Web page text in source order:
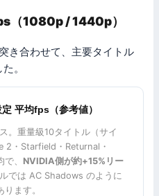
（1080p / 1440p）
き合わせて、主要タイトル
。
平均fps（参考値）
。重量級10タイトル（サイ
2・Starfield・Returnal・
、 NVIDIA側が約+15%リー
では AC Shadows のように
ます。